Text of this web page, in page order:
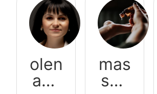
olen
ash
mas
sag